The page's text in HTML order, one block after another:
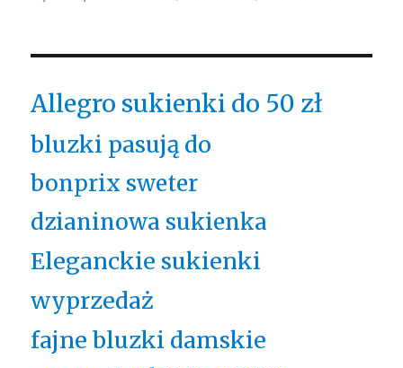
Allegro sukienki do 50 zł
bluzki pasują do
bonprix sweter
dzianinowa sukienka
Eleganckie sukienki
wyprzedaż
fajne bluzki damskie